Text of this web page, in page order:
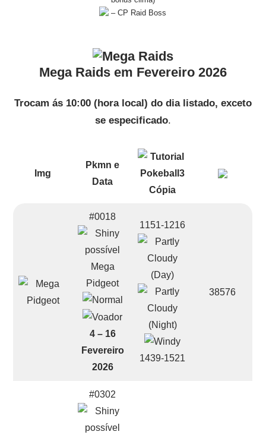
– CP Raid Boss
Mega Raids em Fevereiro 2026
Trocam ás 10:00 (hora local) do dia listado, exceto
se especificado.
Img
Pkmn e
Data
#0018
Mega
Pidgeot
4 – 16
Fevereiro
2026
1151-1216
1439-1521
38576
#0302